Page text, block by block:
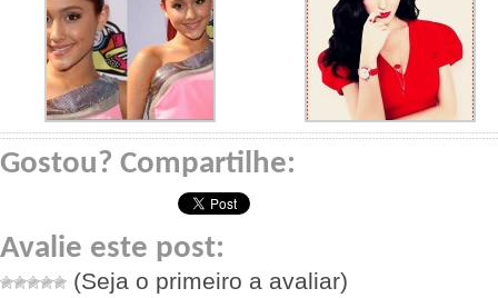
Gostou? Compartilhe:
Avalie este post:
(Seja o primeiro a avaliar)